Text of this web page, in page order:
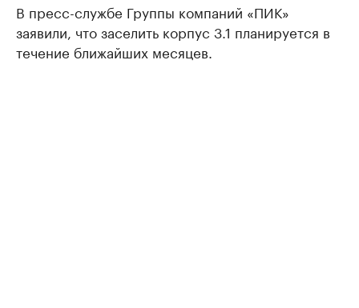
В пресс-службе Группы компаний «ПИК»
заявили, что заселить корпус 3.1 планируется в
течение ближайших месяцев.